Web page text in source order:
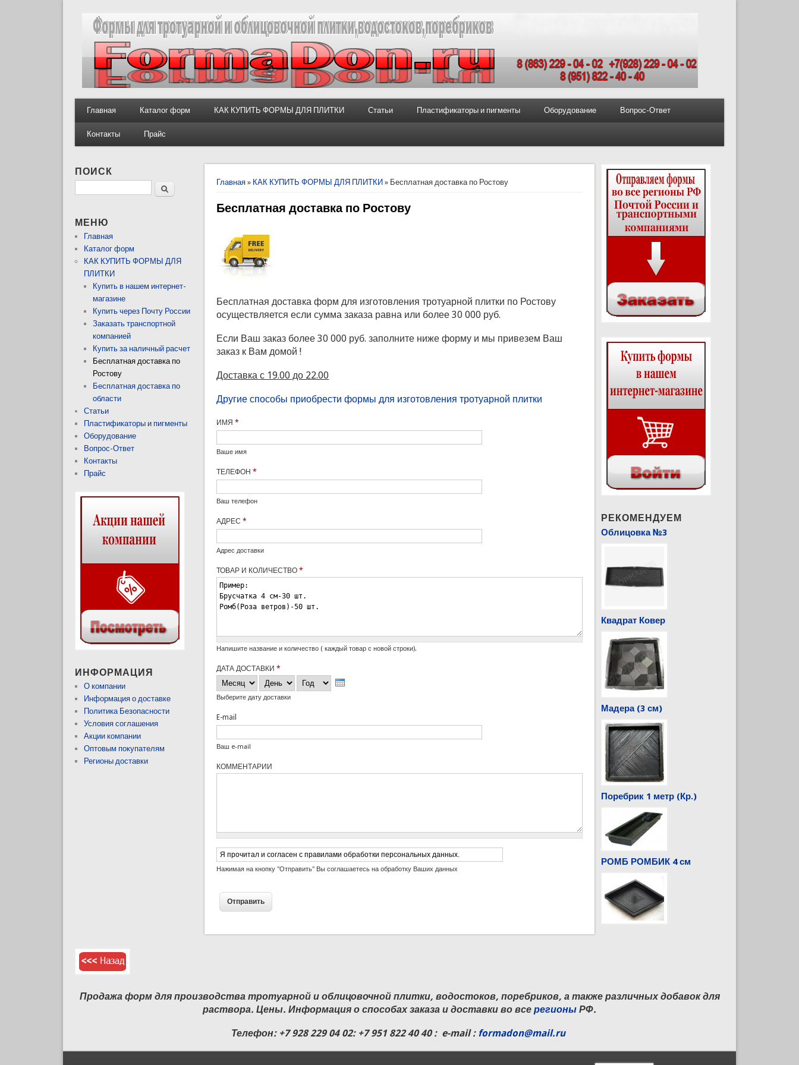
Главная Каталог форм КАК КУПИТЬ ФОРМЫ ДЛЯ ПЛИТКИ Статьи Пластификаторы и пигменты Оборудование Вопрос-Ответ
Контакты Прайс
Вы здесь
Главная » КАК КУПИТЬ ФОРМЫ ДЛЯ ПЛИТКИ » Бесплатная доставка по Ростову
Бесплатная доставка по Ростову
Бесплатная доставка форм для изготовления тротуарной плитки по Ростову
осуществляется если сумма заказа равна или более 30 000 руб.
Если Ваш заказ более 30 000 руб. заполните ниже форму и мы привезем Ваш
заказ к Вам домой !
Доставка с 19.00 до 22.00
Другие способы приобрести формы для изготовления тротуарной плитки
ИМЯ*
Ваше имя
ТЕЛЕФОН*
Ваш телефон
АДРЕС*
Адрес доставки
ТОВАР И КОЛИЧЕСТВО*
Напишите название и количество ( каждый товар с новой строки).
ДАТА ДОСТАВКИ*
Месяц
День Год
Выберите дату доставки
E-mail
Ваш e-mail
КОММЕНТАРИИ
Согласие на обработку персональных данных
Нажимая на кнопку "Отправить" Вы соглашаетесь на обработку Ваших данных
ПОИСК
Поиск
МЕНЮ
Главная
Каталог форм
КАК КУПИТЬ ФОРМЫ ДЛЯ
ПЛИТКИ
Купить в нашем интернет-
магазине
Купить через Почту России
Заказать транспортной
компанией
Купить за наличный расчет
Бесплатная доставка по
Ростову
Бесплатная доставка по
области
Статьи
Пластификаторы и пигменты
Оборудование
Вопрос-Ответ
Контакты
Прайс
ИНФОРМАЦИЯ
О компании
Информация о доставке
Политика Безопасности
Условия соглашения
Акции компании
Оптовым покупателям
Регионы доставки
РЕКОМЕНДУЕМ
Облицовка №3
Квадрат Ковер
Мадера (3 см)
Поребрик 1 метр (Кр.)
РОМБ РОМБИК 4 см
Продажа форм для производства тротуарной и облицовочной плитки, водостоков, поребриков, а также различных добавок для
раствора. Цены. Информация о способах заказа и доставки во все регионы РФ.
Телефон: +7 928 229 04 02: +7 951 822 40 40 : e-mail : formadon@mail.ru